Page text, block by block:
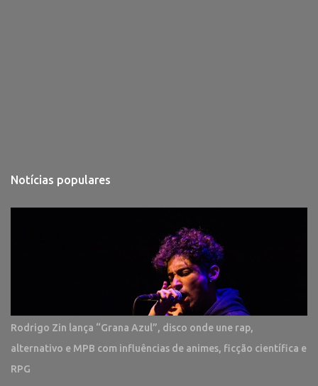
Notícias populares
Rodrigo Zin lança “Grana Azul”, disco onde une rap,
alternativo e MPB com influências de animes, ficção científica e
RPG